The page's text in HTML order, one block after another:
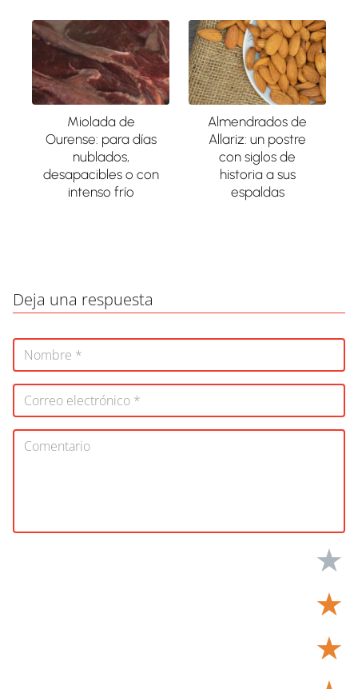
Miolada de
Ourense: para días
nublados,
desapacibles o con
intenso frío
Almendrados de
Allariz: un postre
con siglos de
historia a sus
espaldas
Deja una respuesta
★
★
★